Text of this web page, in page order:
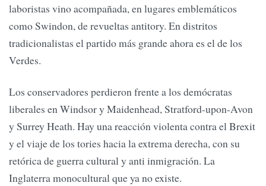
laboristas vino acompañada, en lugares emblemáticos
como Swindon, de revueltas antitory. En distritos
tradicionalistas el partido más grande ahora es el de los
Verdes.
Los conservadores perdieron frente a los demócratas
liberales en Windsor y Maidenhead, Stratford-upon-Avon
y Surrey Heath. Hay una reacción violenta contra el Brexit
y el viaje de los tories hacia la extrema derecha, con su
retórica de guerra cultural y anti inmigración. La
Inglaterra monocultural que ya no existe.